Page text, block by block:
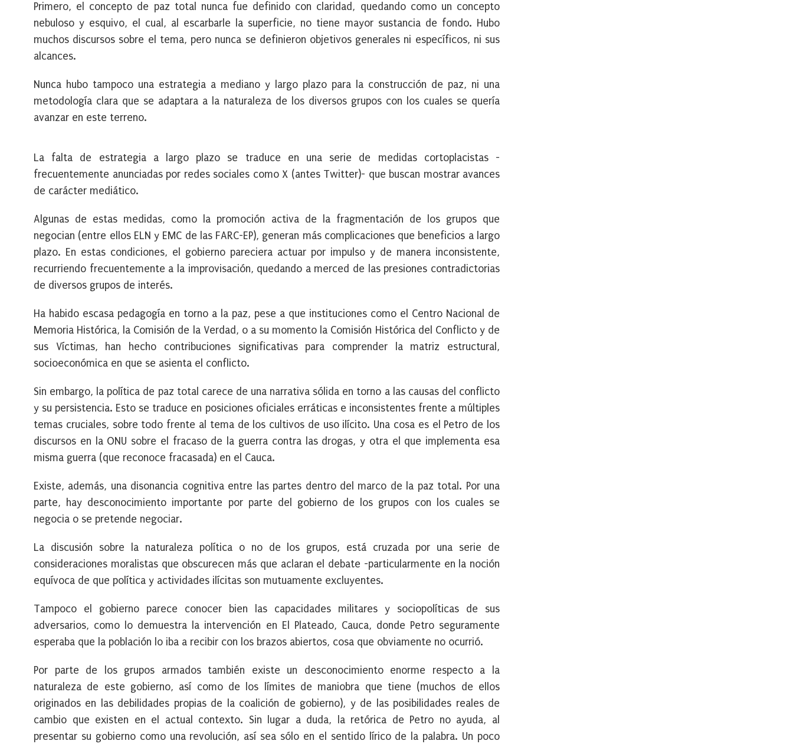
Primero, el concepto de paz total nunca fue definido con claridad, quedando como un concepto
nebuloso y esquivo, el cual, al escarbarle la superficie, no tiene mayor sustancia de fondo. Hubo
muchos discursos sobre el tema, pero nunca se definieron objetivos generales ni específicos, ni sus
alcances.
Nunca hubo tampoco una estrategia a mediano y largo plazo para la construcción de paz, ni una
metodología clara que se adaptara a la naturaleza de los diversos grupos con los cuales se quería
avanzar en este terreno.
La falta de estrategia a largo plazo se traduce en una serie de medidas cortoplacistas -
frecuentemente anunciadas por redes sociales como X (antes Twitter)- que buscan mostrar avances
de carácter mediático.
Algunas de estas medidas, como la promoción activa de la fragmentación de los grupos que
negocian (entre ellos ELN y EMC de las FARC-EP), generan más complicaciones que beneficios a largo
plazo. En estas condiciones, el gobierno pareciera actuar por impulso y de manera inconsistente,
recurriendo frecuentemente a la improvisación, quedando a merced de las presiones contradictorias
de diversos grupos de interés.
Ha habido escasa pedagogía en torno a la paz, pese a que instituciones como el Centro Nacional de
Memoria Histórica, la Comisión de la Verdad, o a su momento la Comisión Histórica del Conflicto y de
sus Víctimas, han hecho contribuciones significativas para comprender la matriz estructural,
socioeconómica en que se asienta el conflicto.
Sin embargo, la política de paz total carece de una narrativa sólida en torno a las causas del conflicto
y su persistencia. Esto se traduce en posiciones oficiales erráticas e inconsistentes frente a múltiples
temas cruciales, sobre todo frente al tema de los cultivos de uso ilícito. Una cosa es el Petro de los
discursos en la ONU sobre el fracaso de la guerra contra las drogas, y otra el que implementa esa
misma guerra (que reconoce fracasada) en el Cauca.
Existe, además, una disonancia cognitiva entre las partes dentro del marco de la paz total. Por una
parte, hay desconocimiento importante por parte del gobierno de los grupos con los cuales se
negocia o se pretende negociar.
La discusión sobre la naturaleza política o no de los grupos, está cruzada por una serie de
consideraciones moralistas que obscurecen más que aclaran el debate -particularmente en la noción
equívoca de que política y actividades ilícitas son mutuamente excluyentes.
Tampoco el gobierno parece conocer bien las capacidades militares y sociopolíticas de sus
adversarios, como lo demuestra la intervención en El Plateado, Cauca, donde Petro seguramente
esperaba que la población lo iba a recibir con los brazos abiertos, cosa que obviamente no ocurrió.
Por parte de los grupos armados también existe un desconocimiento enorme respecto a la
naturaleza de este gobierno, así como de los límites de maniobra que tiene (muchos de ellos
originados en las debilidades propias de la coalición de gobierno), y de las posibilidades reales de
cambio que existen en el actual contexto. Sin lugar a duda, la retórica de Petro no ayuda, al
presentar su gobierno como una revolución, así sea sólo en el sentido lírico de la palabra. Un poco